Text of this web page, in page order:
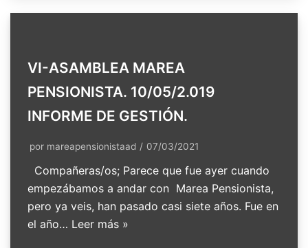
VI-ASAMBLEA MAREA
PENSIONISTA. 10/05/2.019
INFORME DE GESTIÓN.
por mareapensionistaad 07/03/2021
Compañeras/os; Parece que fue ayer cuando
empezábamos a andar con Marea Pensionista,
pero ya veis, han pasado casi siete años. Fue en
el año… Leer más »